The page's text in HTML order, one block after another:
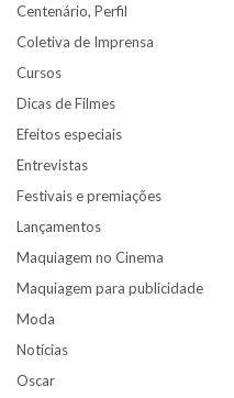
Centenário, Perfil
Coletiva de Imprensa
Cursos
Dicas de Filmes
Efeitos especiais
Entrevistas
Festivais e premiações
Lançamentos
Maquiagem no Cinema
Maquiagem para publicidade
Moda
Notícias
Oscar